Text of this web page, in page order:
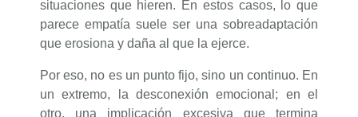
situaciones que hieren. En estos casos, lo que
parece empatía suele ser una sobreadaptación
que erosiona y daña al que la ejerce.
Por eso, no es un punto fijo, sino un continuo. En
un extremo, la desconexión emocional; en el
otro, una implicación excesiva que termina